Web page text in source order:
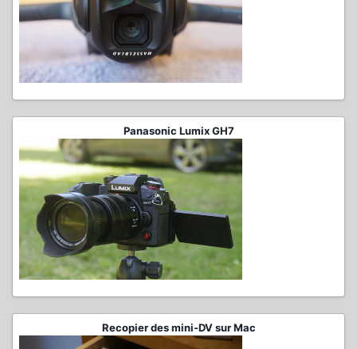
Panasonic Lumix GH7
Recopier des mini-DV sur Mac